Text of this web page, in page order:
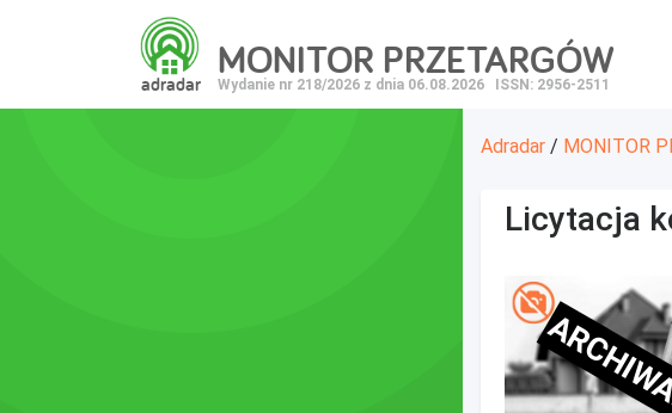
adradar
MONITOR PRZETARGÓW
Wydanie nr 218/2026 z dnia 06.08.2026 ISSN: 2956-2511
Adradar / MONITOR
Licytacja